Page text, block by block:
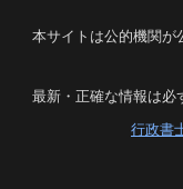
本サイトは公的機関が
最新・正確な情報は必
行政書